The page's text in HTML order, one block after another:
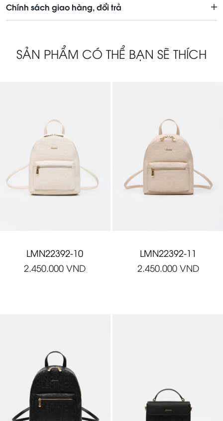
Chính sách giao hàng, đổi trả
SẢN PHẨM CÓ THỂ BẠN SẼ THÍCH
LMN22392-10
2.450.000 VND
LMN22392-11
2.450.000 VND